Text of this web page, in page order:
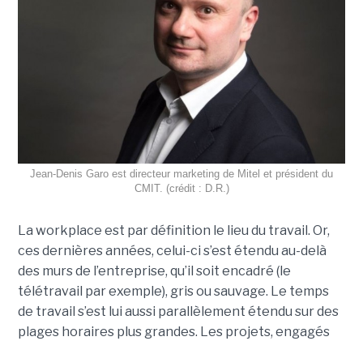
Jean-Denis Garo est directeur marketing de Mitel et président du
CMIT. (crédit : D.R.)
La workplace est par définition le lieu du travail. Or,
ces dernières années, celui-ci s’est étendu au-delà
des murs de l’entreprise, qu’il soit encadré (le
télétravail par exemple), gris ou sauvage. Le temps
de travail s’est lui aussi parallèlement étendu sur des
plages horaires plus grandes. Les projets, engagés